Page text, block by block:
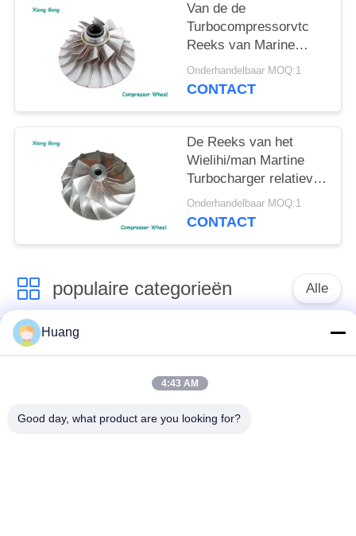
Van de de
Turbocompressorvtc
Reeks van Marine
Diesel Engine ABB de
Compressorwiel
Onderhandelbaar MOQ:1
CONTACT
De Reeks van het
Wielihi/man Martine
Turbocharger relatieve
vochtigheid van de
turbocompressorturbine
Onderhandelbaar MOQ:1
CONTACT
populaire categorieën Alle
Marine Turbocharger
Parts
Turbocompressor
IHI-
ONTMOETE
Huang
4:43 AM
Good day, what product are you looking for?